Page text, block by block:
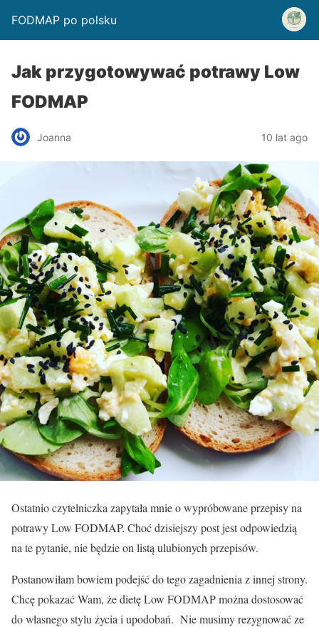
FODMAP po polsku
Jak przygotowywać potrawy Low
FODMAP
Joanna 10 lat ago
Ostatnio czytelniczka zapytała mnie o wypróbowane przepisy na
potrawy Low FODMAP. Choć dzisiejszy post jest odpowiedzią
na te pytanie, nie będzie on listą ulubionych przepisów.
Postanowiłam bowiem podejść do tego zagadnienia z innej strony.
Chcę pokazać Wam, że dietę Low FODMAP można dostosować
do własnego stylu życia i upodobań. Nie musimy rezygnować ze